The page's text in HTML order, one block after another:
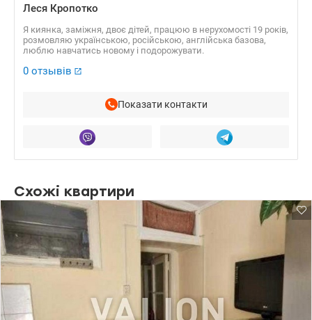
Леся Кропотко
Я киянка, заміжня, двоє дітей, працюю в нерухомості 19 років,
розмовляю українською, російською, англійська базова,
люблю навчатись новому і подорожувати.
0 отзывів
Показати контакти
Схожі квартири